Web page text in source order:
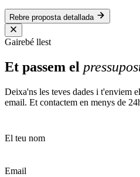
Rebre proposta detallada
Gairebé llest
Et passem el
Deixa'ns les teves dades i t'enviem
email. Et contactem en menys de
El teu nom
Email